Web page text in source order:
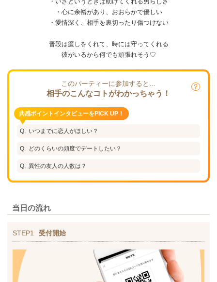
・心に余裕があり、おおらかで優しい
・愛情深く、相手を裏切ったり傷つけない
普段は癒しをくれて、時には守ってくれる
彼がいるから何でも頑張れそう♡
このパーティーに参加すると…
相手のこんなコトがわかっちゃう！
共感ポイントインタビューをPICK UP！
いつまでに恋人がほしい？
どのくらいの頻度でデートしたい？
異性の友人の人数は？
当日の流れ
STEP1 受付開始